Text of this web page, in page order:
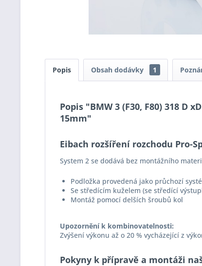
Popis Obsah dodávky 1
Popis "BMW 3 (F30, F80) 318 D
15mm"
Eibach rozšíření rozchodu Pro-
System 2 se dodává bez montážního
Podložka provedená jako průchozí
Se středícím kuželem (se středící
Montáž pomocí delších šroubů kol
Upozornění k kombinovatelnosti:
Zvýšení výkonu až o 20 % vycházející z
Pokyny k přípravě a montáži